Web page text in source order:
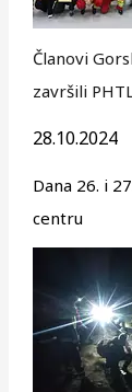
Članovi
završili
28.10.2024
Dana 26. i
centru